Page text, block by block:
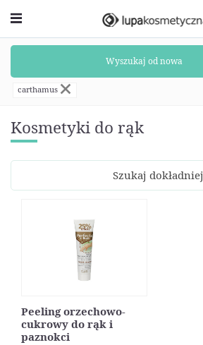
Kosmetyki do rąk
Wyszukaj od nowa
carthamus
Szukaj dokładniej
Peeling orzechowo-
cukrowy do rąk i
paznokci